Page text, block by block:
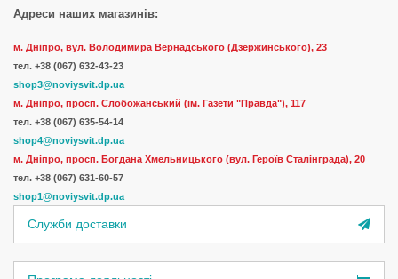
Адреси наших магазинів:
м. Дніпро, вул. Володимира Вернадського (Дзержинського), 23
тел. +38 (067) 632-43-23
shop3@noviysvit.dp.ua
м. Дніпро, просп. Слобожанський (ім. Газети "Правда"), 117
тел. +38 (067) 635-54-14
shop4@noviysvit.dp.ua
м. Дніпро, просп. Богдана Хмельницького (вул. Героїв Сталінграда), 20
тел. +38 (067) 631-60-57
shop1@noviysvit.dp.ua
Служби доставки